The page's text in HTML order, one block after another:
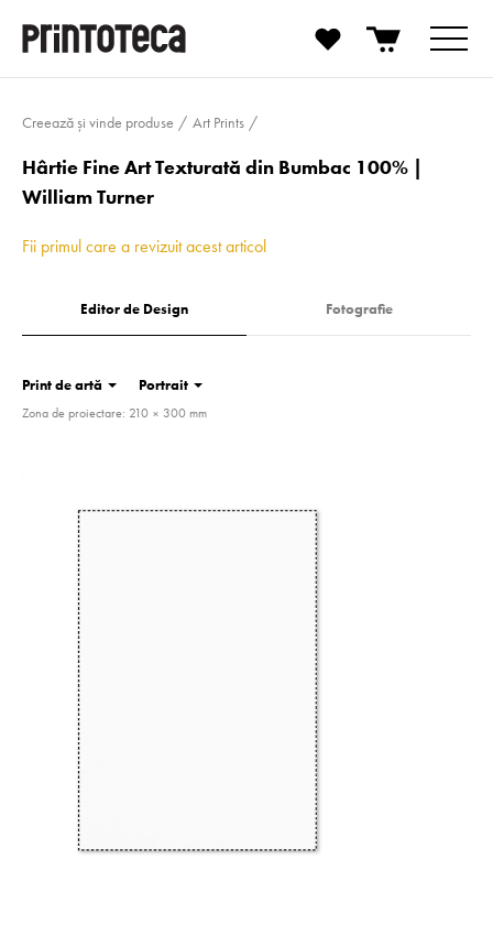
Creează și vinde produse Art Prints
Hârtie Fine Art Texturată din Bumbac 100% |
William Turner
Fii primul care a revizuit acest articol
Editor de Design Fotografie
Print de artă Portrait
Zona de proiectare: 210 × 300 mm